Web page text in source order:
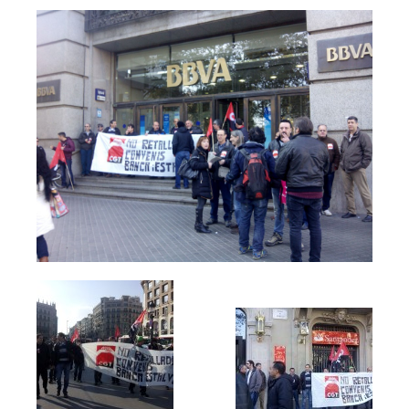
Convenis
Activitats administratives
Conveni Col·lectiu de Consultoria i Estudis de Mercat i
Conveni Col·lectiu d’Enginyeria i Oficines d’Estudis Tècnics
Conveni Col·lectiu d’Oficines i Despatxos 2019-2021
Entitats de crèdit i asseguradores
Conveni Col·lectiu d’Assegurances 2016-2019
Tablas salariales del Convenio de Seguros 2018 y 2019
Conveni Col·lectiu de Banca 2015-2018
Conveni Col·lectiu de Caixes i Entitats d’Estalvi 2011-2014